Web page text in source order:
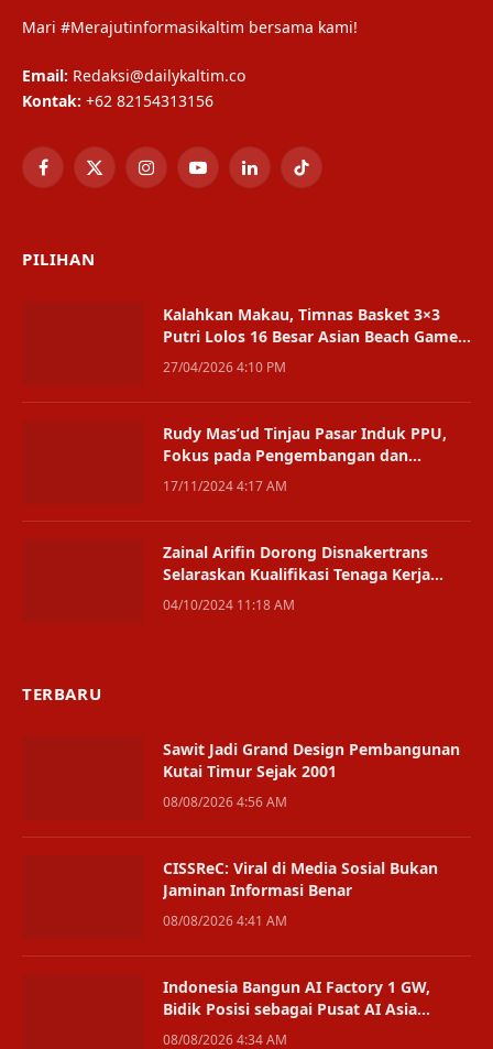
Mari #Merajutinformasikaltim bersama kami!
Email: Redaksi@dailykaltim.co
Kontak: +62 82154313156
Facebook
X
InstagramYouTubeLinkedInTikTok
PILIHAN
Kalahkan Makau, Timnas Basket 3×3
Putri Lolos 16 Besar Asian Beach Games
2026
27/04/2026 4:10 PM
Rudy Mas’ud Tinjau Pasar Induk PPU,
Fokus pada Pengembangan dan
Aspirasi Pedagang
17/11/2024 4:17 AM
Zainal Arifin Dorong Disnakertrans
Selaraskan Kualifikasi Tenaga Kerja
dengan Kebutuhan Perusahaan
04/10/2024 11:18 AM
TERBARU
Sawit Jadi Grand Design Pembangunan
Kutai Timur Sejak 2001
08/08/2026 4:56 AM
CISSReC: Viral di Media Sosial Bukan
Jaminan Informasi Benar
08/08/2026 4:41 AM
Indonesia Bangun AI Factory 1 GW,
Bidik Posisi sebagai Pusat AI Asia
Tenggara
08/08/2026 4:34 AM